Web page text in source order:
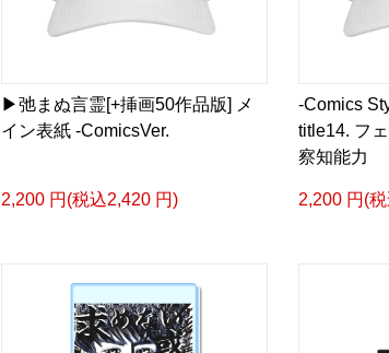
▶︎SUZURI https://suzuri.jp/ririkazetakeru
▶︎UP-T up-t.jp/creator/66b9c067ae64e
https://gicleepod.com/store/artist-
▶︎弛まぬ言霊[+挿画50作品版] メ
イン表紙 -ComicsVer.
2,200 円(税込2,420 円)
-Comics
title14. フ
察知能力
2,200 円(